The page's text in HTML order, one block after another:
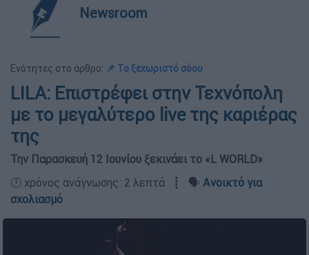
Newsroom
Ενότητες στο άρθρο: 📌 Το ξεχωριστό σόου
LILA: Επιστρέφει στην Τεχνόπολη
με το μεγαλύτερο live της καριέρας
της
Την Παρασκευή 12 Ιουνίου ξεκινάει το «L WORLD»
🕛 χρόνος ανάγνωσης: 2 λεπτά ┋ 🗣️ Ανοικτό για
σχολιασμό